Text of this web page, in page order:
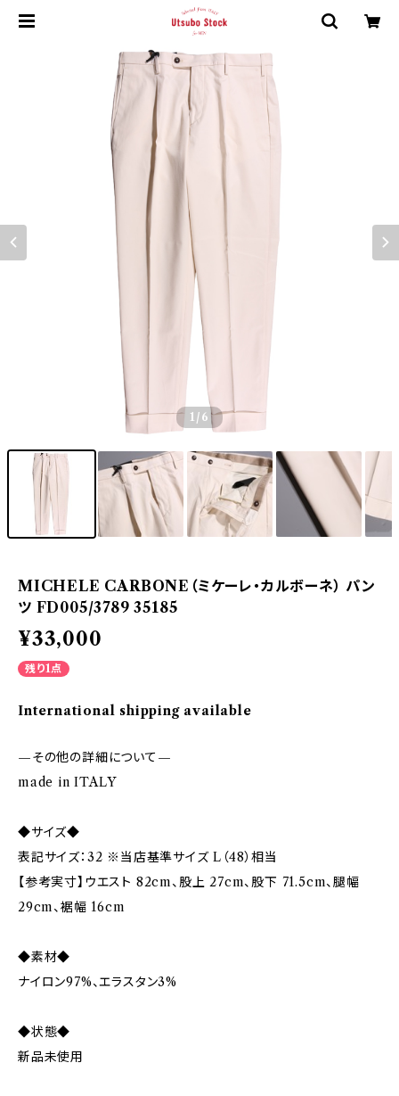
1 /6
MICHELE CARBONE（ミケーレ・カルボーネ） パン
ツ FD005/3789 35185
¥33,000
残り1点
International shipping available
—その他の詳細について—
made in ITALY
◆サイズ◆
表記サイズ：32 ※当店基準サイズ L（48）相当
【参考実寸】ウエスト 82cm、股上 27cm、股下 71.5cm、腿幅
29cm、裾幅 16cm
◆素材◆
ナイロン97%、エラスタン3%
◆状態◆
新品未使用